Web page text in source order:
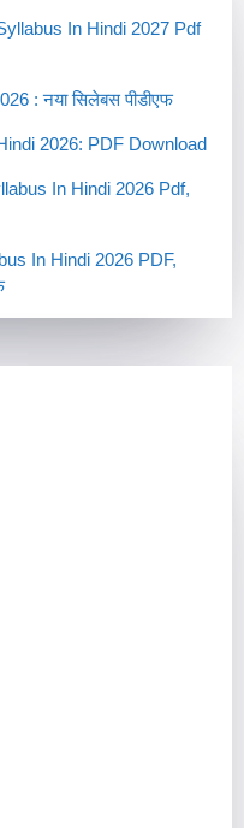
In Hindi 2027 Pdf
: नया सिलेबस पीडीएफ
2026: PDF Download
In Hindi 2026 Pdf,
In Hindi 2026 PDF,